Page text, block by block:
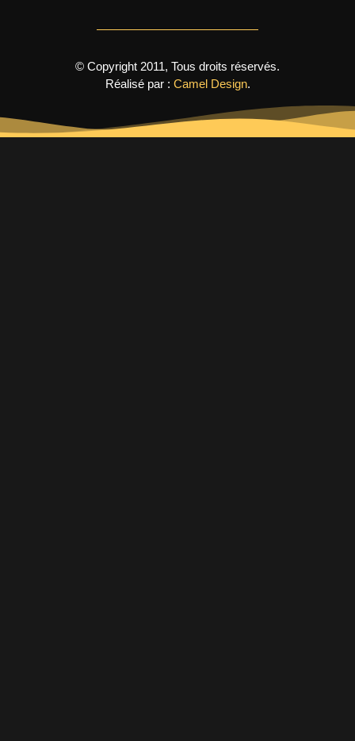
© Copyright 2011, Tous droits réservés.
Réalisé par : Camel Design.